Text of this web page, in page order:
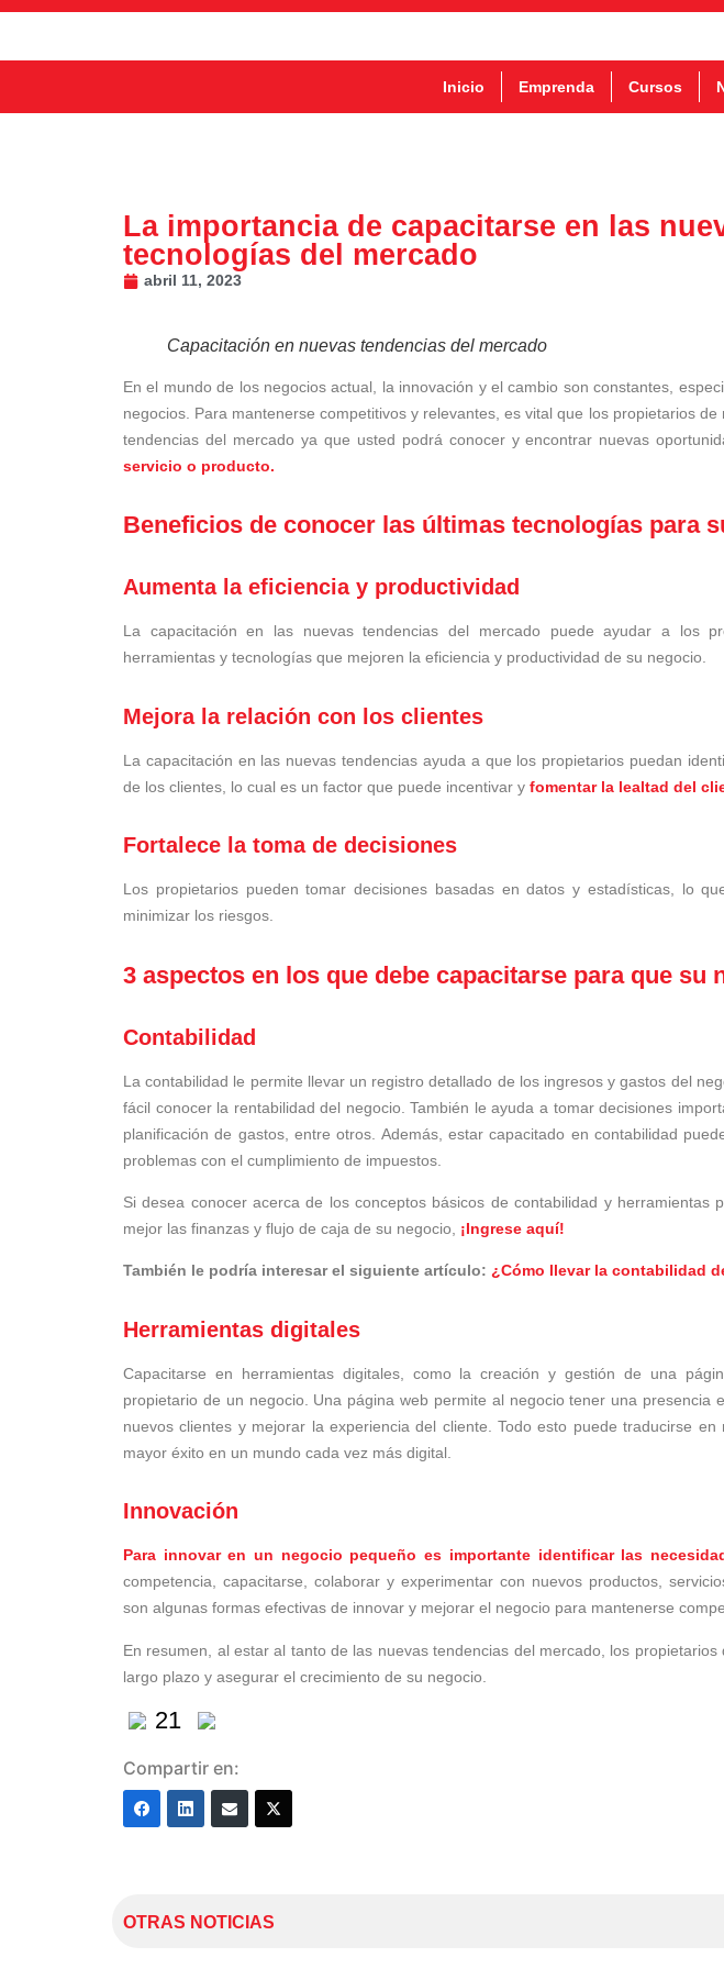
Inicio Emprenda Cursos
La importancia de capacitarse en las
tecnologías del mercado
abril 11, 2023
Capacitación en nuevas tendencias del mercado
En el mundo de los negocios actual, la innovación y el cambio son constantes,
negocios. Para mantenerse competitivos y relevantes, es vital que los propietarios
tendencias del mercado ya que usted podrá conocer y encontrar nuevas
servicio o producto.
Beneficios de conocer las últimas tecnologías para
Aumenta la eficiencia y productividad
La capacitación en las nuevas tendencias del mercado puede ayudar a los
herramientas y tecnologías que mejoren la eficiencia y productividad de su negocio.
Mejora la relación con los clientes
La capacitación en las nuevas tendencias ayuda a que los propietarios puedan
de los clientes, lo cual es un factor que puede incentivar y fomentar la lealtad del
Fortalece la toma de decisiones
Los propietarios pueden tomar decisiones basadas en datos y estadísticas, lo
minimizar los riesgos.
3 aspectos en los que debe capacitarse para que su
Contabilidad
La contabilidad le permite llevar un registro detallado de los ingresos y gastos del
fácil conocer la rentabilidad del negocio. También le ayuda a tomar decisiones
planificación de gastos, entre otros. Además, estar capacitado en contabilidad
problemas con el cumplimiento de impuestos.
Si desea conocer acerca de los conceptos básicos de contabilidad y herramientas
mejor las finanzas y flujo de caja de su negocio, ¡Ingrese aquí!
También le podría interesar el siguiente artículo: ¿Cómo llevar la contabilidad
Herramientas digitales
Capacitarse en herramientas digitales, como la creación y gestión de una
propietario de un negocio. Una página web permite al negocio tener una presencia
nuevos clientes y mejorar la experiencia del cliente. Todo esto puede traducirse
mayor éxito en un mundo cada vez más digital.
Innovación
Para innovar en un negocio pequeño es importante identificar las
competencia, capacitarse, colaborar y experimentar con nuevos productos,
son algunas formas efectivas de innovar y mejorar el negocio para mantenerse
En resumen, al estar al tanto de las nuevas tendencias del mercado, los
largo plazo y asegurar el crecimiento de su negocio.
21
Compartir en:
OTRAS NOTICIAS